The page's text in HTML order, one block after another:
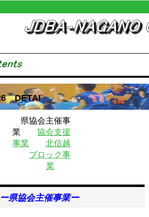
DETAI
県協会主催事
業 協会支援
事業
北信越
ブロック事
業
ー県協会主催事業ー